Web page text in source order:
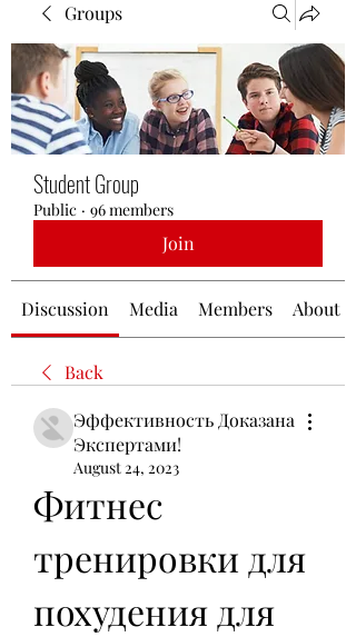
Groups
Student Group
Public · 96 members
Join
Discussion Media Members About
Back
Эффективность Доказана
Экспертами!
August 24, 2023
Фитнес
тренировки для
похудения для